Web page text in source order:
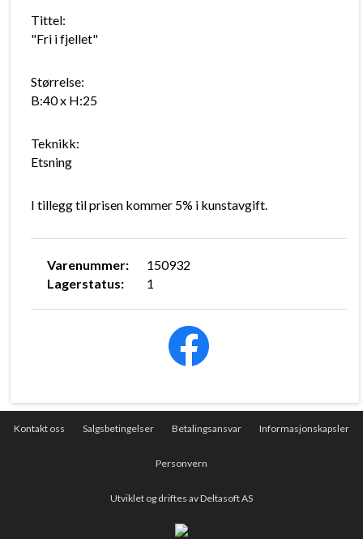
Varenummer:
150932
Lagerstatus:
1
Tittel:
"Fri i fjellet"
Størrelse:
B:40 x H:25
Teknikk:
Etsning
I tillegg til prisen kommer 5% i kunstavgift.
Kontakt oss Salgsbetingelser Betalingsansvar Informasjonskapsler
Personvern
Utviklet og driftes av Deltasoft AS